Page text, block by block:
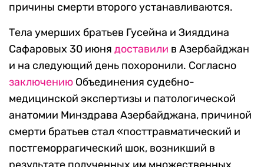
причины смерти второго устанавливаются.
Тела умерших братьев Гусейна и Зияддина
Сафаровых 30 июня доставили в Азербайджан
и на следующий день похоронили. Согласно
заключению Объединения судебно-
медицинской экспертизы и патологической
анатомии Минздрава Азербайджана, причиной
смерти братьев стал «посттравматический и
постгеморрагический шок, возникший в